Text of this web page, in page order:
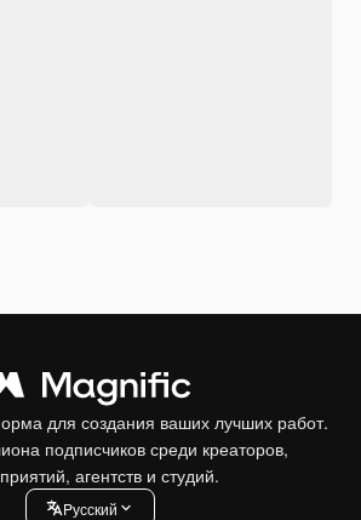
для создания ваших лучших работ.
подписчиков среди креаторов,
агентств и студий.
Pусский